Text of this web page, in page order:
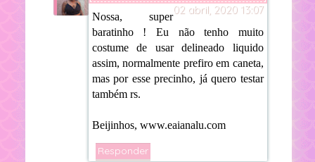
02 abril, 2020 13:07
Nossa, super
baratinho ! Eu não tenho muito
costume de usar delineado liquido
assim, normalmente prefiro em caneta,
mas por esse precinho, já quero testar
também rs.
Beijinhos, www.eaianalu.com
Responder